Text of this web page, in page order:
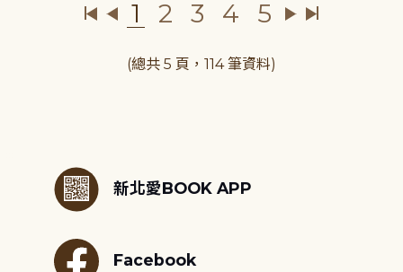
1 2 3 4 5
(總共 5 頁，114 筆資料)
新北愛BOOK APP
Facebook